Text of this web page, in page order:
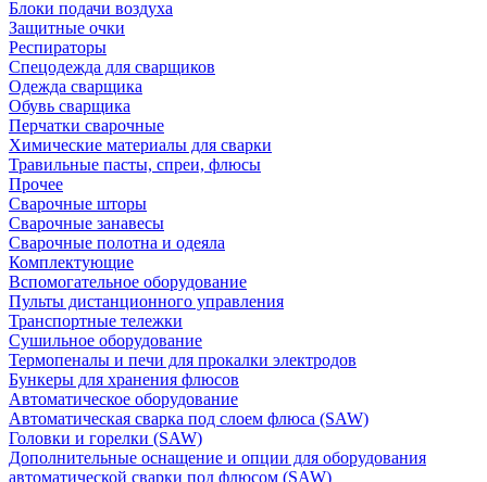
Блоки подачи воздуха
Защитные очки
Респираторы
Спецодежда для сварщиков
Одежда сварщика
Обувь сварщика
Перчатки сварочные
Химические материалы для сварки
Травильные пасты, спреи, флюсы
Прочее
Сварочные шторы
Сварочные занавесы
Сварочные полотна и одеяла
Комплектующие
Вспомогательное оборудование
Пульты дистанционного управления
Транспортные тележки
Сушильное оборудование
Термопеналы и печи для прокалки электродов
Бункеры для хранения флюсов
Автоматическое оборудование
Автоматическая сварка под слоем флюса (SAW)
Головки и горелки (SAW)
Дополнительные оснащение и опции для оборудования
автоматической сварки под флюсом (SAW)